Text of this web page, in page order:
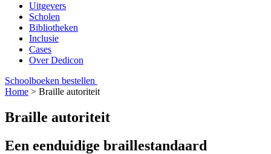
Uitgevers
Scholen
Bibliotheken
Inclusie
Cases
Over Dedicon
Schoolboeken bestellen
Home > Braille autoriteit
Braille autoriteit
Een eenduidige braillestandaard